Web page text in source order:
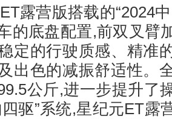
营版搭载的“2024中
的底盘配置,前双叉臂
定的行驶质感、精准
出色的减振舒适性。
公斤,进一步提升了
驱”系统,星纪元ET露